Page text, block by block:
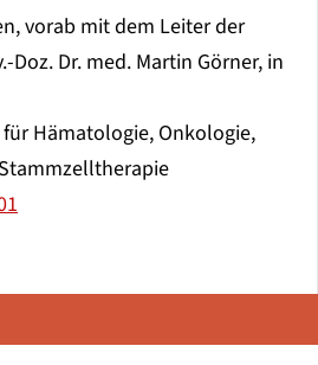
vorab mit dem Leiter der
Doz. Dr. med. Martin Görner, in
Hämatologie, Onkologie,